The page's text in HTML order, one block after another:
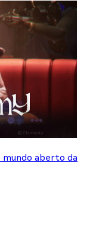
mundo aberto da